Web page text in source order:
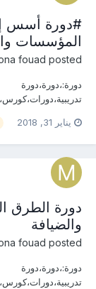
#دورة أسس
المؤسسات
fouad posted موضوع in
دورة:،دورة،دورة
والعلاقات العامة،
،المهارات
يناير 31, 2018
دورة الطرق
والضيافة
fouad posted موضوع in
دورة:،دورة،دورة